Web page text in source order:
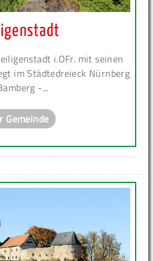
i.OFr. mit seinen
im Städtedreieck Nürnberg
-...
Gemeinde